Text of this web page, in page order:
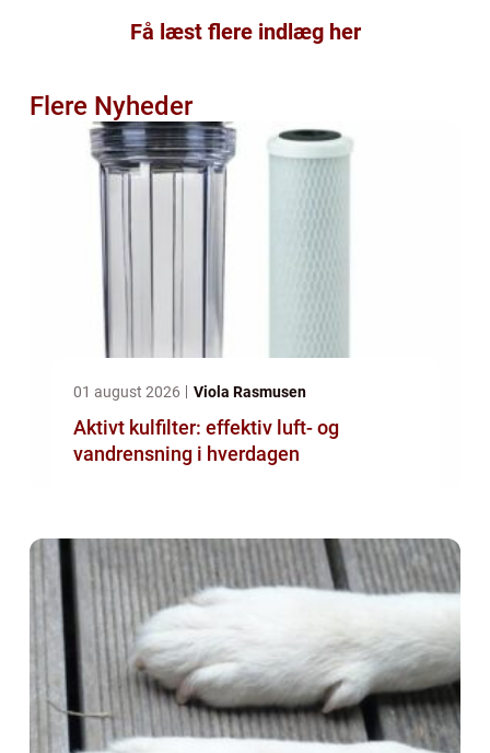
Få læst flere indlæg her
Flere Nyheder
01 august 2026 Viola Rasmusen
Aktivt kulfilter: effektiv luft- og
vandrensning i hverdagen